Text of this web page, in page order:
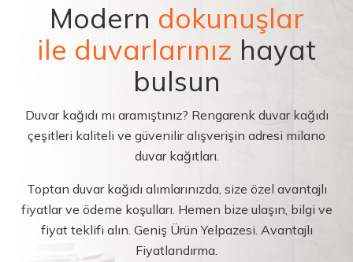
Modern dokunuşlar
ile duvarlarınız hayat
bulsun
Duvar kağıdı mı aramıştınız? Rengarenk duvar kağıdı
çeşitleri kaliteli ve güvenilir alışverişin adresi milano
duvar kağıtları.
Toptan duvar kağıdı alımlarınızda, size özel avantajlı
fiyatlar ve ödeme koşulları. Hemen bize ulaşın, bilgi ve
fiyat teklifi alın. Geniş Ürün Yelpazesi. Avantajlı
Fiyatlandırma.